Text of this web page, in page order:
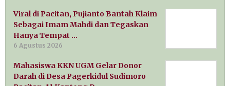
Viral di Pacitan, Pujianto Bantah Klaim
Sebagai Imam Mahdi dan Tegaskan
Hanya Tempat …
6 Agustus 2026
Mahasiswa KKN UGM Gelar Donor
Darah di Desa Pagerkidul Sudimoro